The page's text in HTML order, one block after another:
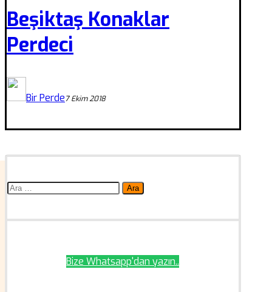
Beşiktaş Konaklar
Perdeci
Bir Perde7 Ekim 2018
Arama:
Bize Whatsapp'dan yazın..